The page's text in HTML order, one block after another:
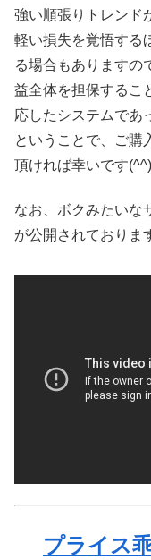
強い順張りトレンド
軽い損失を覚悟する
る場合もありますの
益全体を担保するこ
応したシステムであ
ということで、ご購
頂ければ幸いです(^^)
なお、ボクみたいな
が公開されておりま
プライス